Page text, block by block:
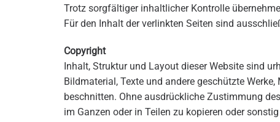
Trotz sorgfältiger inhaltlicher Kontrolle
Für den Inhalt der verlinkten Seiten sind
Copyright
Inhalt, Struktur und Layout dieser Website sind
Bildmaterial, Texte und andere geschützte
beschnitten. Ohne ausdrückliche Zustimmung
im Ganzen oder in Teilen zu kopieren oder